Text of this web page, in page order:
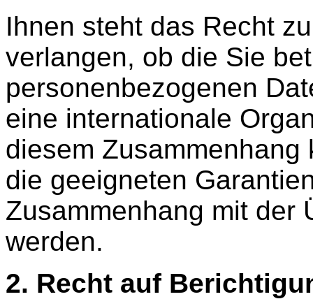
Ihnen steht das Recht
verlangen, ob die Sie
personenbezogenen
eine internationale
diesem
die geeigneten
Zusammenhang mit der
werden.
2. Recht auf